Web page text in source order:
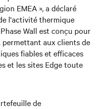
EMEA », a déclaré
l'activité thermique
Wall est conçu pour
aux clients de
fiables et efficaces
et les sites Edge toute
de